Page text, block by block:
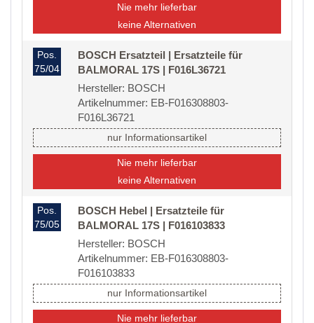
Nie mehr lieferbar
keine Alternativen
Pos.
75/04
BOSCH Ersatzteil | Ersatzteile für
BALMORAL 17S | F016L36721
Hersteller: BOSCH
Artikelnummer: EB-F016308803-
F016L36721
nur Informationsartikel
Nie mehr lieferbar
keine Alternativen
Pos.
75/05
BOSCH Hebel | Ersatzteile für
BALMORAL 17S | F016103833
Hersteller: BOSCH
Artikelnummer: EB-F016308803-
F016103833
nur Informationsartikel
Nie mehr lieferbar